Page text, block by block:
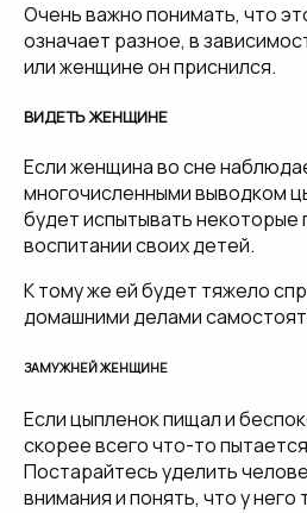
Очень важно понимать, что
означает разное, в
или женщине он приснился.
ВИДЕТЬ ЖЕНЩИНЕ
Если женщина во сне
многочисленными выводком
будет испытывать некоторые
воспитании своих детей.
К тому же ей будет тяжело
домашними делами
ЗАМУЖНЕЙ ЖЕНЩИНЕ
Если цыпленок пищал и
скорее всего что-то
Постарайтесь уделить
внимания и понять, что у него